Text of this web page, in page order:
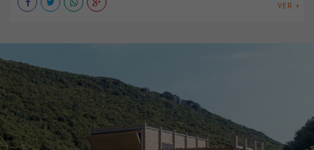
VER +